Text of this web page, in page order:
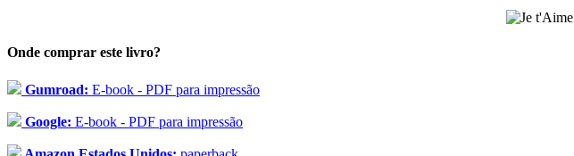
Onde comprar este livro?
Gumroad: E-book - PDF para impressão
Google: E-book - PDF para impressão